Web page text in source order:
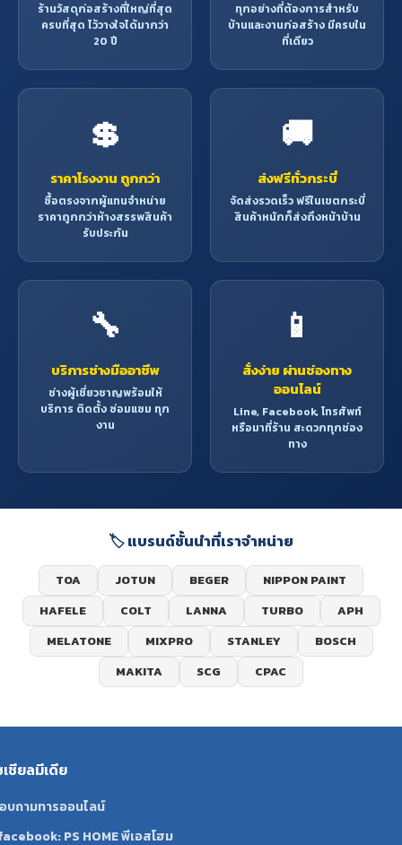
น้ำหนักรวมของ
เครื่องมือ
18.1 กก.
ร้านวัสดุก่อสร้างที่ใหญ่ที่สุด
ครบที่สุด ไว้วางใจได้มากว่า
20 ปี
ทุกอย่างที่ต้องการสำหรับ
บ้านและงานก่อสร้าง มีครบใน
ที่เดียว
💲
ราคาโรงงาน ถูกกว่า
ซื้อตรงจากผู้แทนจำหน่าย
ราคาถูกกว่าห้างสรรพสินค้า
รับประกัน
🚚
ส่งฟรีทั่วกระบี่
จัดส่งรวดเร็ว ฟรีในเขตกระบี่
สินค้าหนักก็ส่งถึงหน้าบ้าน
🔧
บริการช่างมืออาชีพ
ช่างผู้เชี่ยวชาญพร้อมให้
บริการ ติดตั้ง ซ่อมแซม ทุก
งาน
📱
สั่งง่าย ผ่านช่องทาง
ออนไลน์
Line, Facebook, โทรศัพท์
หรือมาที่ร้าน สะดวกทุกช่อง
ทาง
🏷️ แบรนด์ชั้นนำที่เราจำหน่าย
TOA JOTUN BEGER
NIPPON PAINT
HAFELE
COLT LANNA TURBO
APH
MELATONE
MIXPRO STANLEY
BOSCH
MAKITA
SCG CPAC
เชียลมีเดีย
บถามทารออนไลน์
PS HOME พีเอสโฮม